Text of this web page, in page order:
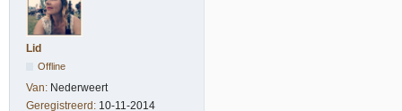
Lid
Offline
Van: Nederweert
Geregistreerd: 10-11-2014